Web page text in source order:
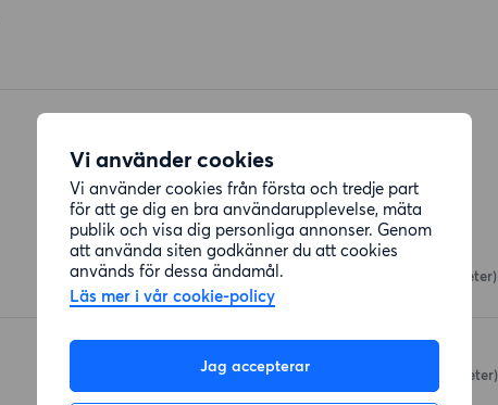
Vi använder cookies
Vi använder cookies från första och tredje part
för att ge dig en bra användarupplevelse, mäta
publik och visa dig personliga annonser. Genom
att använda siten godkänner du att cookies
används för dessa ändamål.
Läs mer i vår cookie-policy
Jag accepterar
Restauranger
Mezefabriken
(43 meter)
(64 meter)